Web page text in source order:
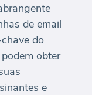
de email
do
obter
e